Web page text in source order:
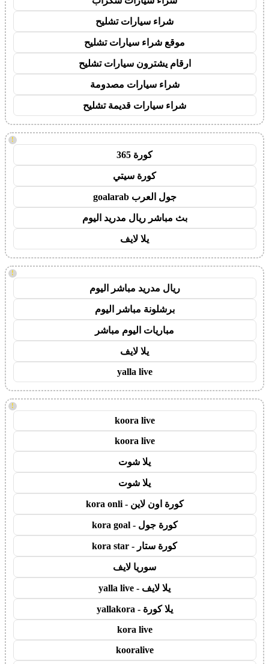
شراء سيارات تشليح
موقع شراء سيارات تشليح
ارقام يشترون سيارات تشليح
شراء سيارات مصدومة
شراء سيارات قديمة تشليح
!
كورة 365
كورة سيتي
جول العرب goalarab
بث مباشر ريال مدريد اليوم
يلا لايف
!
ريال مدريد مباشر اليوم
برشلونة مباشر اليوم
مباريات اليوم مباشر
يلا لايف
yalla live
!
koora live
koora live
يلا شوت
يلا شوت
كورة اون لاين - kora onli
كورة جول - kora goal
كورة ستار - kora star
سوريا لايف
يلا لايف - yalla live
يلا كورة - yallakora
kora live
kooralive